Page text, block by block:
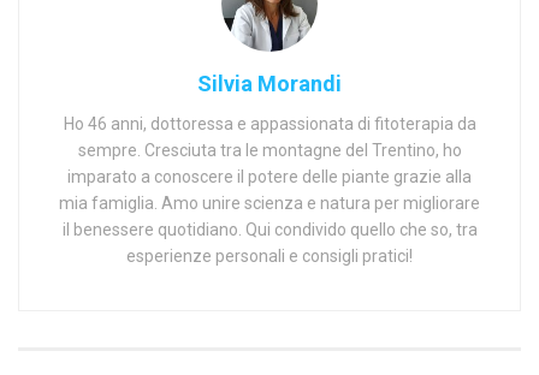
Silvia Morandi
Ho 46 anni, dottoressa e appassionata di fitoterapia da
sempre. Cresciuta tra le montagne del Trentino, ho
imparato a conoscere il potere delle piante grazie alla
mia famiglia. Amo unire scienza e natura per migliorare
il benessere quotidiano. Qui condivido quello che so, tra
esperienze personali e consigli pratici!